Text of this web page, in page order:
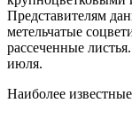
Представителям
метельчатые
рассеченные
июля.
Наиболее